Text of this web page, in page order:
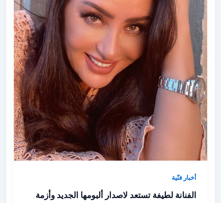
أخبار فنّية
الفنانة لطيفة تستعد لاصدار ألبومها الجديد وأزمة